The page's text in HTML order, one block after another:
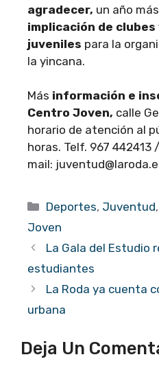
agradecer, un año
implicación de
juveniles para la
la yincana.
Más información e
Centro Joven, calle
horario de atención al
horas. Telf. 967 442413
mail:
Categorías
Deportes, Juventud,
Joven
La Gala del Estudio
estudiantes
La Roda ya cuenta
urbana
Deja Un